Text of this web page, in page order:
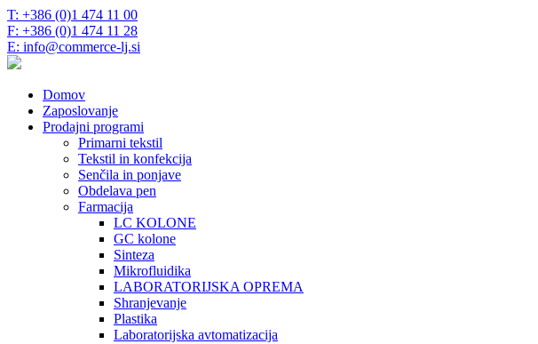
T: +386 (0)1 474 11 00
F: +386 (0)1 474 11 28
E: info@commerce-lj.si
Domov
Zaposlovanje
Prodajni programi
Primarni tekstil
Tekstil in konfekcija
Senčila in ponjave
Obdelava pen
Farmacija
LC KOLONE
GC kolone
Sinteza
Mikrofluidika
LABORATORIJSKA OPREMA
Shranjevanje
Plastika
Laboratorijska avtomatizacija